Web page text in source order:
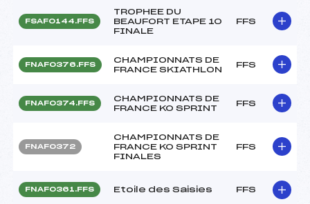
FSAF0144.FFS
TROPHEE DU
BEAUFORT ETAPE 10
FINALE
FFS
FNAF0376.FFS
CHAMPIONNATS DE
FRANCE SKIATHLON
FFS
FNAF0374.FFS
CHAMPIONNATS DE
FRANCE KO SPRINT
FFS
FNAF0372
CHAMPIONNATS DE
FRANCE KO SPRINT
FINALES
FFS
FNAF0361.FFS Etoile des Saisies FFS